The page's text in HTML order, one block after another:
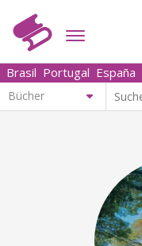
Brasil Portugal España